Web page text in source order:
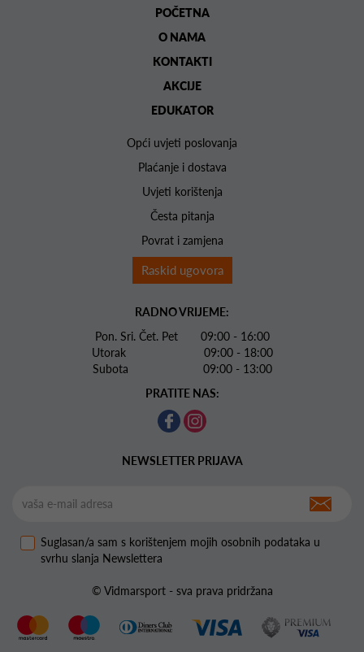
POČETNA
O NAMA
KONTAKTI
AKCIJE
EDUKATOR
Opći uvjeti poslovanja
Plaćanje i dostava
Uvjeti korištenja
Česta pitanja
Povrat i zamjena
Raskid ugovora
RADNO VRIJEME:
Pon. Sri. Čet. Pet 09:00 - 16:00
Utorak 09:00 - 18:00
Subota 09:00 - 13:00
PRATITE NAS:
NEWSLETTER PRIJAVA
Suglasan/a sam s korištenjem mojih osobnih podataka u
svrhu slanja Newslettera
© Vidmarsport - sva prava pridržana